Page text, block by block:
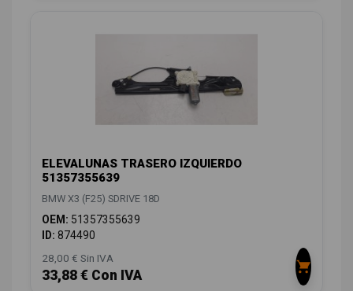
ELEVALUNAS TRASERO IZQUIERDO
51357355639
BMW X3 (F25) SDRIVE 18D
OEM: 51357355639
ID: 874490
28,00 € Sin IVA
33,88 € Con IVA